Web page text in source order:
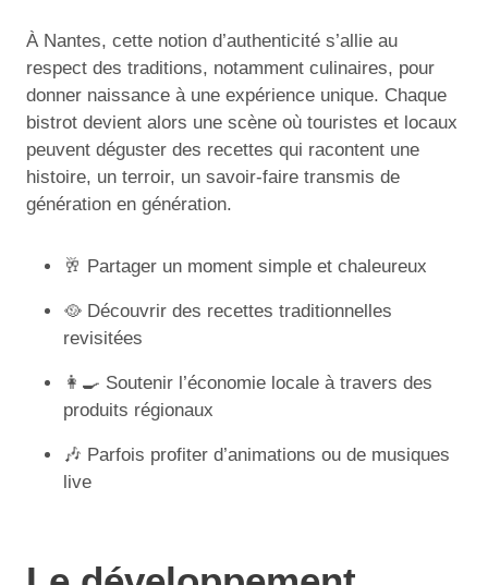
À Nantes, cette notion d’authenticité s’allie au
respect des traditions, notamment culinaires, pour
donner naissance à une expérience unique. Chaque
bistrot devient alors une scène où touristes et locaux
peuvent déguster des recettes qui racontent une
histoire, un terroir, un savoir-faire transmis de
génération en génération.
🥂 Partager un moment simple et chaleureux
🥘 Découvrir des recettes traditionnelles
revisitées
👩‍🍳 Soutenir l’économie locale à travers des
produits régionaux
🎶 Parfois profiter d’animations ou de musiques
live